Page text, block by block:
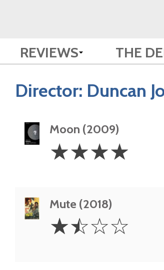
REVIEWS THE
Director: Duncan
Moon (2009)
Stars
☆☆☆☆
Mute (2018)
1.5
Stars
☆☆☆☆